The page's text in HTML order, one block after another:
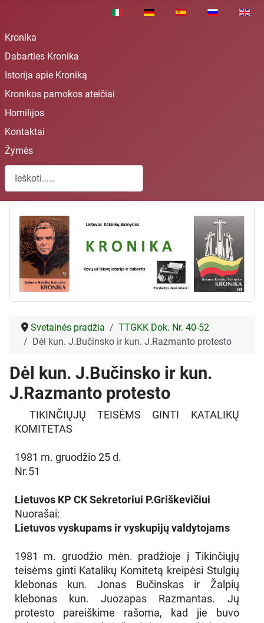
Pasirinkite savo kalbą
Kronika
Dabarties Kronika
Istorija apie Kroniką
Kronikos pamokos ateičiai
Homilijos
Kontaktai
Žymės
Paieška
Svetainės pradžia
TTGKK Dok. Nr. 40-52
Dėl kun. J.Bučinsko ir kun. J.Razmanto protesto
Dėl kun. J.Bučinsko ir kun.
J.Razmanto protesto
TIKINČIŲJŲ TEISĖMS GINTI KATALIKŲ
KOMITETAS
1981 m. gruodžio 25 d.
Nr.51
Lietuvos KP CK Sekretoriui P.Griškevičiui
Nuorašai:
Lietuvos vyskupams ir vyskupijų valdytojams
1981 m. gruodžio mėn. pradžioje į Tikinčiųjų
teisėms ginti Katalikų Komitetą kreipėsi Stulgių
klebonas kun. Jonas Bučinskas ir Žalpių
klebonas kun. Juozapas Razmantas. Jų
protesto pareiškime rašoma, kad jie buvo